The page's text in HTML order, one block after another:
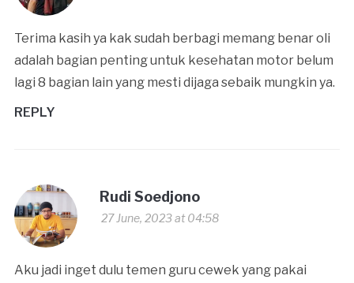
Terima kasih ya kak sudah berbagi memang benar oli
adalah bagian penting untuk kesehatan motor belum
lagi 8 bagian lain yang mesti dijaga sebaik mungkin ya.
REPLY
Rudi Soedjono
27 June, 2023 at 04:58
Aku jadi inget dulu temen guru cewek yang pakai